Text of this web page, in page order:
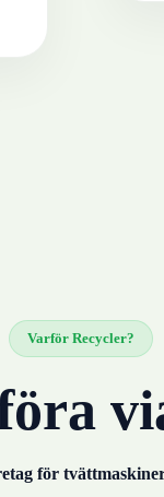
Varför Recycler?
för